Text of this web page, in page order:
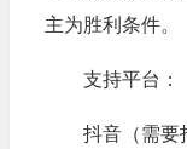
主为胜利条件。
支持平台：
抖音（需要